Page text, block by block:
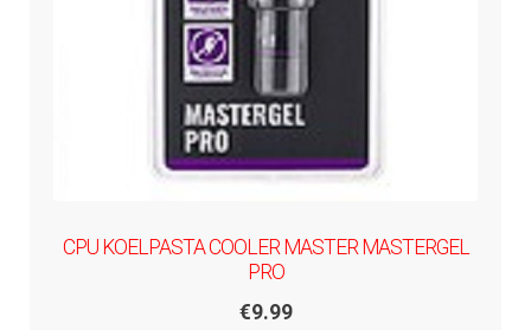
CPU KOELPASTA COOLER MASTER MASTERGEL
PRO
€9.99